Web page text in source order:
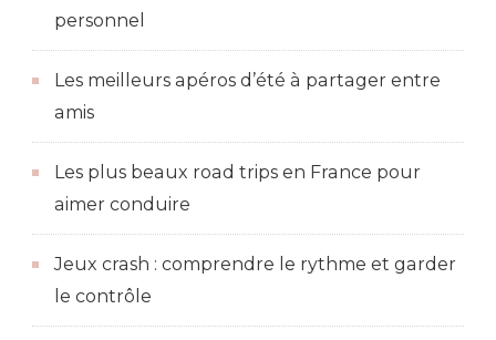
personnel
Les meilleurs apéros d’été à partager entre
amis
Les plus beaux road trips en France pour
aimer conduire
Jeux crash : comprendre le rythme et garder
le contrôle